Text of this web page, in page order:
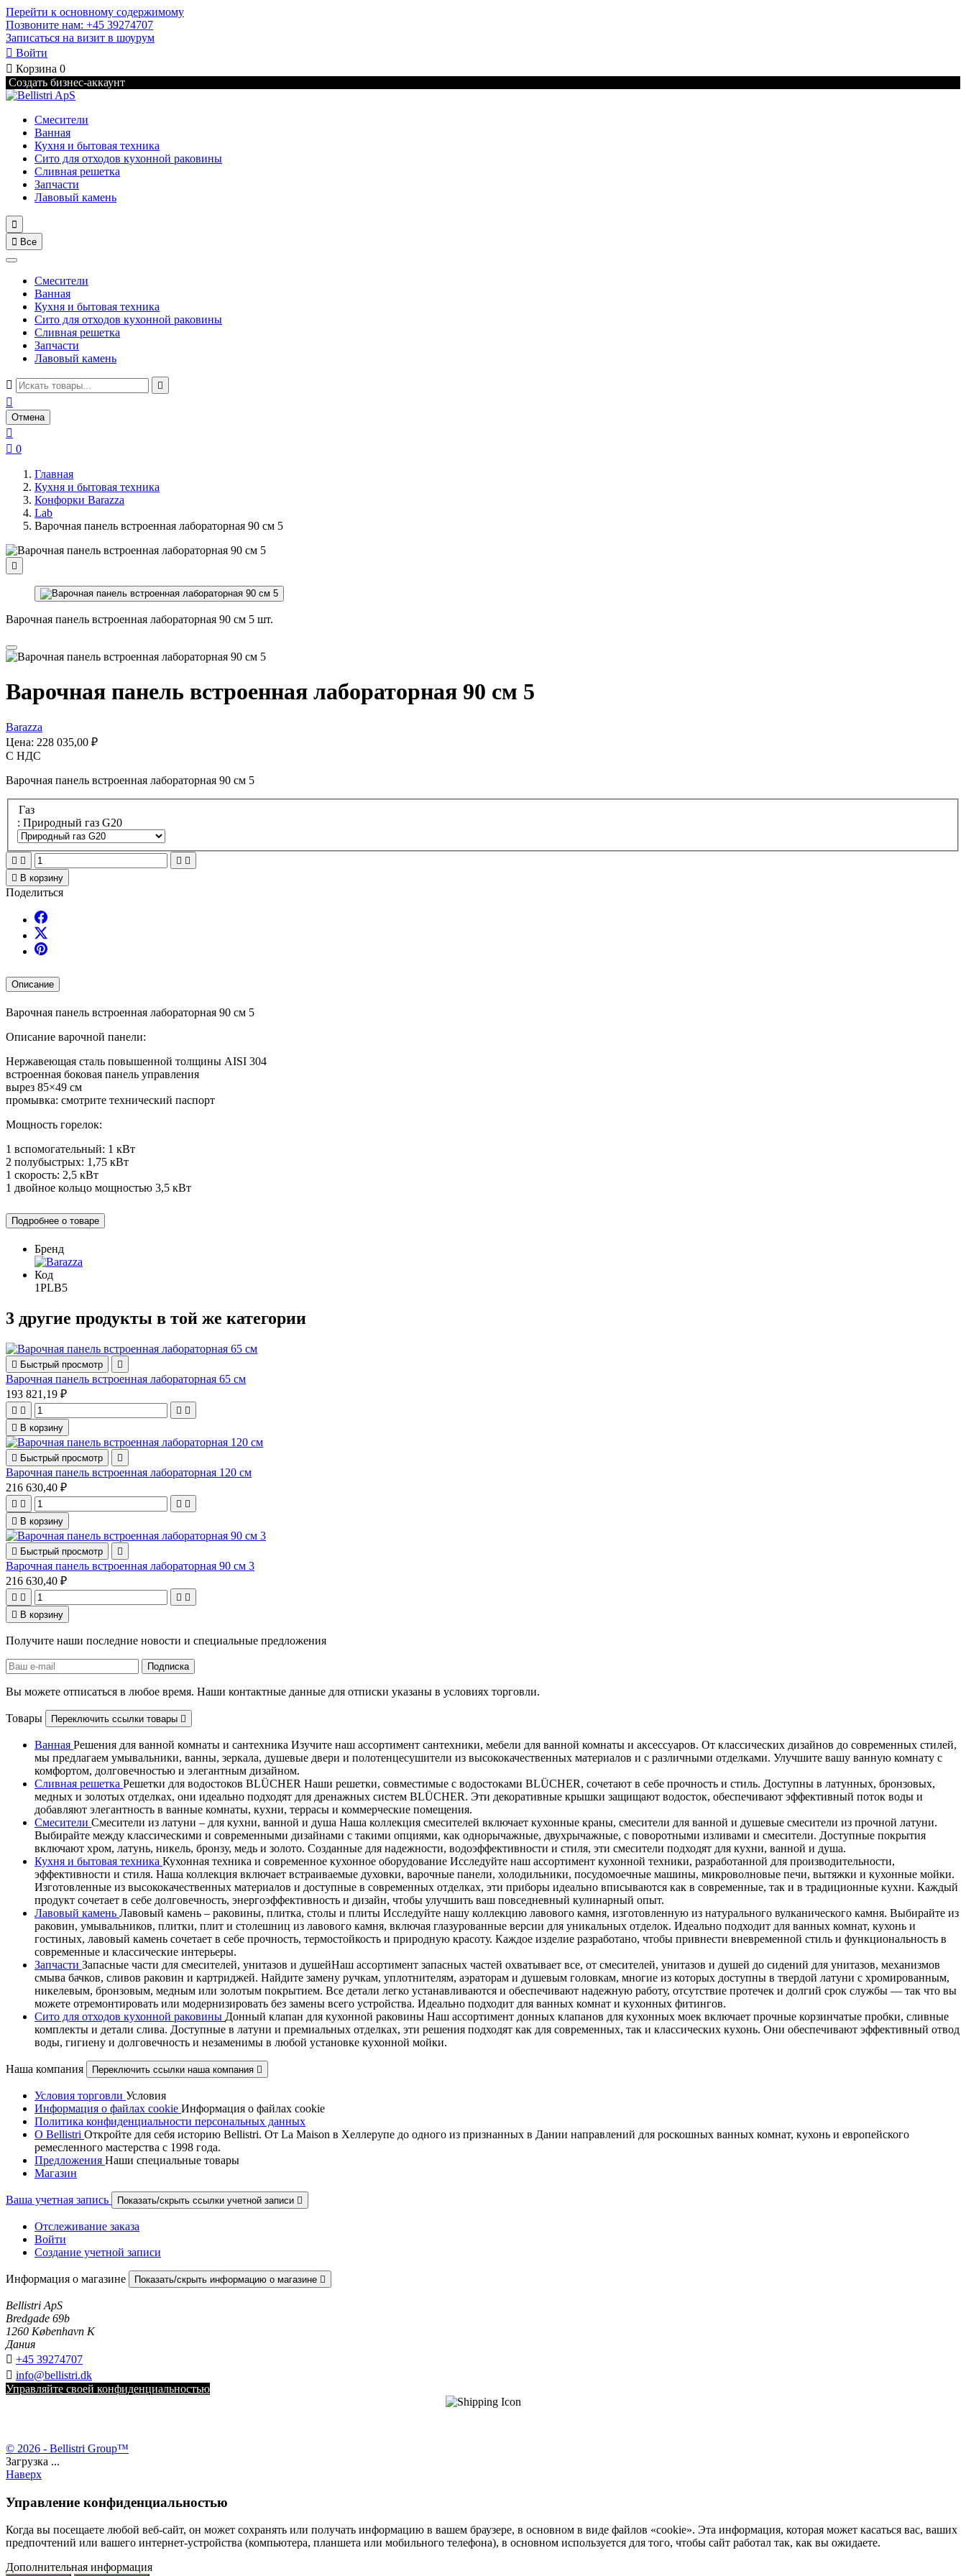
Перейти к основному содержимому
Позвоните нам: +45 39274707
Записаться на визит в шоурум
 Войти
 Корзина 0
Создать бизнес-аккаунт
Смесители
Ванная
Кухня и бытовая техника
Сито для отходов кухонной раковины
Сливная решетка
Запчасти
Лавовый камень

 Все
Смесители
Ванная
Кухня и бытовая техника
Сито для отходов кухонной раковины
Сливная решетка
Запчасти
Лавовый камень
 

Отмена

 0
Главная
Кухня и бытовая техника
Конфорки Barazza
Lab
Варочная панель встроенная лабораторная 90 см 5

Варочная панель встроенная лабораторная 90 см 5 шт.
Варочная панель встроенная лабораторная 90 см 5
Barazza
Цена: 228 035,00 ₽
С НДС
Варочная панель встроенная лабораторная 90 см 5
Газ
: Природный газ G20
   
 В корзину
Поделиться
Описание
Варочная панель встроенная лабораторная 90 см 5
Описание варочной панели:
Нержавеющая сталь повышенной толщины AISI 304
встроенная боковая панель управления
вырез 85×49 см
промывка: смотрите технический паспорт
Мощность горелок:
1 вспомогательный: 1 кВт
2 полубыстрых: 1,75 кВт
1 скорость: 2,5 кВт
1 двойное кольцо мощностью 3,5 кВт
Подробнее о товаре
Бренд
Код
1PLB5
3 другие продукты в той же категории
 Быстрый просмотр 
Варочная панель встроенная лабораторная 65 см
193 821,19 ₽
   
 В корзину
 Быстрый просмотр 
Варочная панель встроенная лабораторная 120 см
216 630,40 ₽
   
 В корзину
 Быстрый просмотр 
Варочная панель встроенная лабораторная 90 см 3
216 630,40 ₽
   
 В корзину
Получите наши последние новости и специальные предложения
Вы можете отписаться в любое время. Наши контактные данные для отписки указаны в условиях торговли.
Товары Переключить ссылки товары 
Ванная Решения для ванной комнаты и сантехника Изучите наш ассортимент сантехники, мебели для ванной комнаты и аксессуаров. От классических дизайнов до современных стилей,
мы предлагаем умывальники, ванны, зеркала, душевые двери и полотенцесушители из высококачественных материалов и с различными отделками. Улучшите вашу ванную комнату с
комфортом, долговечностью и элегантным дизайном.
Сливная решетка Решетки для водостоков BLÜCHER Наши решетки, совместимые с водостоками BLÜCHER, сочетают в себе прочность и стиль. Доступны в латунных, бронзовых,
медных и золотых отделках, они идеально подходят для дренажных систем BLÜCHER. Эти декоративные крышки защищают водосток, обеспечивают эффективный поток воды и
добавляют элегантность в ванные комнаты, кухни, террасы и коммерческие помещения.
Смесители Смесители из латуни – для кухни, ванной и душа Наша коллекция смесителей включает кухонные краны, смесители для ванной и душевые смесители из прочной латуни.
Выбирайте между классическими и современными дизайнами с такими опциями, как однорычажные, двухрычажные, с поворотными изливами и смесители. Доступные покрытия
включают хром, латунь, никель, бронзу, медь и золото. Созданные для надежности, водоэффективности и стиля, эти смесители подходят для кухни, ванной и душа.
Кухня и бытовая техника Кухонная техника и современное кухонное оборудование Исследуйте наш ассортимент кухонной техники, разработанной для производительности,
эффективности и стиля. Наша коллекция включает встраиваемые духовки, варочные панели, холодильники, посудомоечные машины, микроволновые печи, вытяжки и кухонные мойки.
Изготовленные из высококачественных материалов и доступные в современных отделках, эти приборы идеально вписываются как в современные, так и в традиционные кухни. Каждый
продукт сочетает в себе долговечность, энергоэффективность и дизайн, чтобы улучшить ваш повседневный кулинарный опыт.
Лавовый камень Лавовый камень – раковины, плитка, столы и плиты Исследуйте нашу коллекцию лавового камня, изготовленную из натурального вулканического камня. Выбирайте из
раковин, умывальников, плитки, плит и столешниц из лавового камня, включая глазурованные версии для уникальных отделок. Идеально подходит для ванных комнат, кухонь и
гостиных, лавовый камень сочетает в себе прочность, термостойкость и природную красоту. Каждое изделие разработано, чтобы привнести вневременной стиль и функциональность в
современные и классические интерьеры.
Запчасти Запасные части для смесителей, унитазов и душейНаш ассортимент запасных частей охватывает все, от смесителей, унитазов и душей до сидений для унитазов, механизмов
смыва бачков, сливов раковин и картриджей. Найдите замену ручкам, уплотнителям, аэраторам и душевым головкам, многие из которых доступны в твердой латуни с хромированным,
никелевым, бронзовым, медным или золотым покрытием. Все детали легко устанавливаются и обеспечивают надежную работу, отсутствие протечек и долгий срок службы — так что вы
можете отремонтировать или модернизировать без замены всего устройства. Идеально подходит для ванных комнат и кухонных фитингов.
Сито для отходов кухонной раковины Донный клапан для кухонной раковины Наш ассортимент донных клапанов для кухонных моек включает прочные корзинчатые пробки, сливные
комплекты и детали слива. Доступные в латуни и премиальных отделках, эти решения подходят как для современных, так и классических кухонь. Они обеспечивают эффективный отвод
воды, гигиену и долговечность и незаменимы в любой установке кухонной мойки.
Наша компания Переключить ссылки наша компания 
Условия торговли Условия
Информация о файлах cookie Информация о файлах cookie
Политика конфиденциальности персональных данных
О Bellistri Откройте для себя историю Bellistri. От La Maison в Хеллерупе до одного из признанных в Дании направлений для роскошных ванных комнат, кухонь и европейского
ремесленного мастерства с 1998 года.
Предложения Наши специальные товары
Магазин
Ваша учетная запись Показать/скрыть ссылки учетной записи 
Отслеживание заказа
Войти
Создание учетной записи
Информация о магазине Показать/скрыть информацию о магазине 
Bellistri ApS
Bredgade 69b
1260 København K
Дания
 +45 39274707
 info@bellistri.dk
Управляйте своей конфиденциальностью
© 2026 - Bellistri Group™
Загрузка ...
Наверх
Управление конфиденциальностью
Когда вы посещаете любой веб-сайт, он может сохранять или получать информацию в вашем браузере, в основном в виде файлов «cookie». Эта информация, которая может касаться вас, ваших
предпочтений или вашего интернет-устройства (компьютера, планшета или мобильного телефона), в основном используется для того, чтобы сайт работал так, как вы ожидаете.
Дополнительная информация